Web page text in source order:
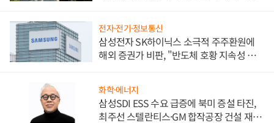
전자·전기·정보통신
삼성전자 SK하이닉스 소극적 주주환원에
해외 증권가 비판, "반도체 호황 지속성 의
화학·에너지
삼성SDI ESS 수요 급증에 북미 증설 타진,
최주선 스텔란티스·GM 합작공장 건설 재추